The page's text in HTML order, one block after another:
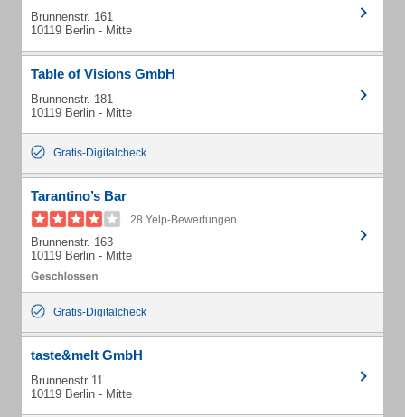
Brunnenstr. 161
10119 Berlin - Mitte
Table of Visions GmbH
Brunnenstr. 181
10119 Berlin - Mitte
Gratis-Digitalcheck
Tarantino’s Bar
28 Yelp-Bewertungen
Brunnenstr. 163
10119 Berlin - Mitte
Gratis-Digitalcheck
taste&melt GmbH
Brunnenstr 11
10119 Berlin - Mitte